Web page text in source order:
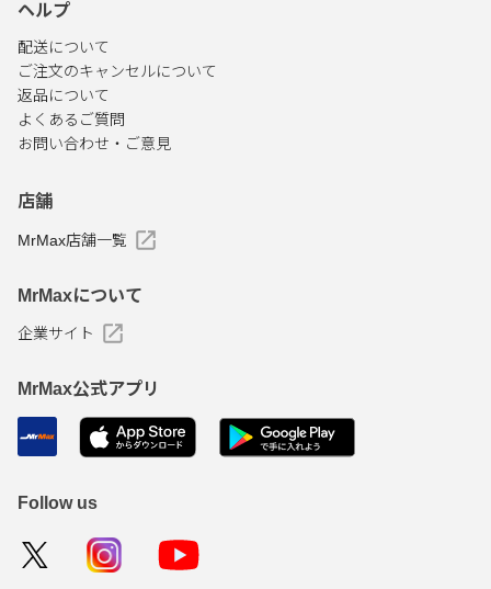
ヘルプ
配送について
ご注文のキャンセルについて
返品について
よくあるご質問
お問い合わせ・ご意見
店舗
MrMax店舗一覧
MrMaxについて
企業サイト
MrMax公式アプリ
Follow us